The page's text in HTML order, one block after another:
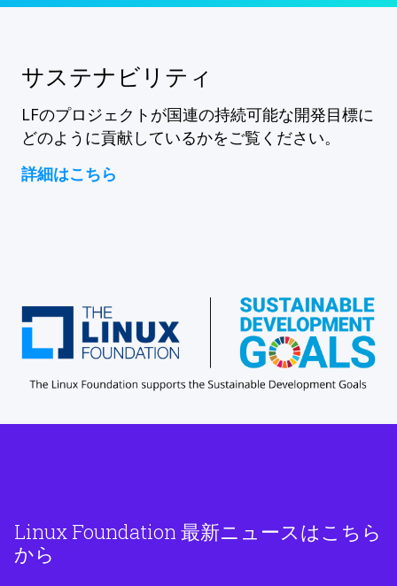
サステナビリティ
LFのプロジェクトが国連の持続可能な開発目標に
どのように貢献しているかをご覧ください。
詳細はこちら
Linux Foundation 最新ニュースはこちら
から